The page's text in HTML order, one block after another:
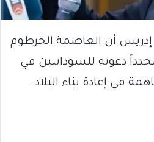
إدريس أن العاصمة الخرطوم
دعوته للسودانيين في
في إعادة بناء البلاد.